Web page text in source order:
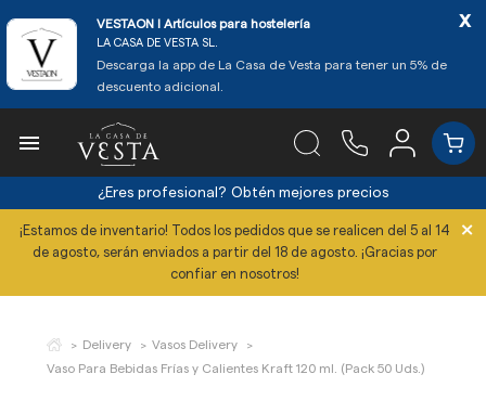
VESTAON l Artículos para hostelería
LA CASA DE VESTA SL.
Descarga la app de La Casa de Vesta para tener un 5% de
descuento adicional.
x

¿Eres profesional? Obtén mejores precios
¡Estamos de inventario! Todos los pedidos que se realicen del 5 al 14
de agosto, serán enviados a partir del 18 de agosto. ¡Gracias por
confiar en nosotros!
×
Delivery
Vasos Delivery
Vaso Para Bebidas Frías y Calientes Kraft 120 ml. (Pack 50 Uds.)